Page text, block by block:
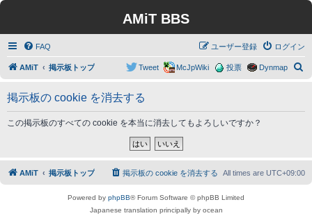
AMiT BBS
FAQ ログイン
ユーザー登録
AMiT 掲示板トップ Dynmap
投票
McJpWiki
Tweet
掲示板の cookie を消去する
この掲示板のすべての cookie を本当に消去してもよろしいですか？
AMiT 掲示板トップ All times are UTC+09:00
掲示板の cookie を消去する
Powered by phpBB® Forum Software © phpBB Limited
Japanese translation principally by ocean